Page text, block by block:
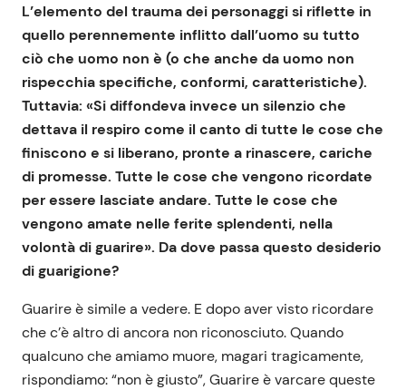
L’elemento del trauma dei personaggi si riflette in
quello perennemente inflitto dall’uomo su tutto
ciò che uomo non è (o che anche da uomo non
rispecchia specifiche, conformi, caratteristiche).
Tuttavia: «Si diffondeva invece un silenzio che
dettava il respiro come il canto di tutte le cose che
finiscono e si liberano, pronte a rinascere, cariche
di promesse. Tutte le cose che vengono ricordate
per essere lasciate andare. Tutte le cose che
vengono amate nelle ferite splendenti, nella
volontà di guarire». Da dove passa questo desiderio
di guarigione?
Guarire è simile a vedere. E dopo aver visto ricordare
che c’è altro di ancora non riconosciuto. Quando
qualcuno che amiamo muore, magari tragicamente,
rispondiamo: “non è giusto”, Guarire è varcare queste